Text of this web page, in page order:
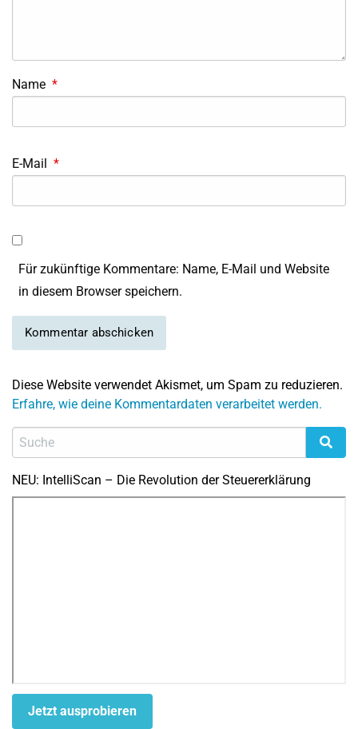
Name *
E-Mail *
Für zukünftige Kommentare: Name, E-Mail und Website
in diesem Browser speichern.
Diese Website verwendet Akismet, um Spam zu reduzieren.
Erfahre, wie deine Kommentardaten verarbeitet werden.
NEU: IntelliScan – Die Revolution der Steuererklärung
Jetzt ausprobieren